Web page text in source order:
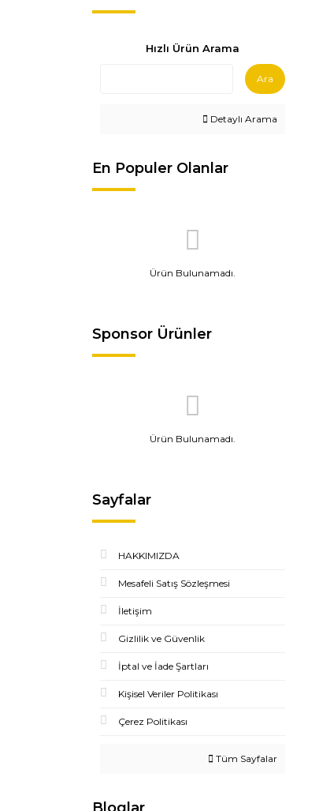
Hızlı Ürün Arama
Ara
Detaylı Arama
En Populer Olanlar
Ürün Bulunamadı.
Sponsor Ürünler
Ürün Bulunamadı.
Sayfalar
HAKKIMIZDA
Mesafeli Satış Sözleşmesi
İletişim
Gizlilik ve Güvenlik
İptal ve İade Şartları
Kişisel Veriler Politikası
Çerez Politikası
Tüm Sayfalar